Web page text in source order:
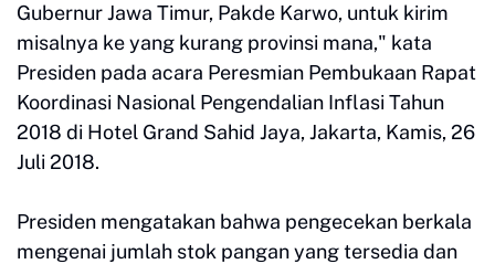
Gubernur Jawa Timur, Pakde Karwo, untuk kirim
misalnya ke yang kurang provinsi mana," kata
Presiden pada acara Peresmian Pembukaan Rapat
Koordinasi Nasional Pengendalian Inflasi Tahun
2018 di Hotel Grand Sahid Jaya, Jakarta, Kamis, 26
Juli 2018.
Presiden mengatakan bahwa pengecekan berkala
mengenai jumlah stok pangan yang tersedia dan